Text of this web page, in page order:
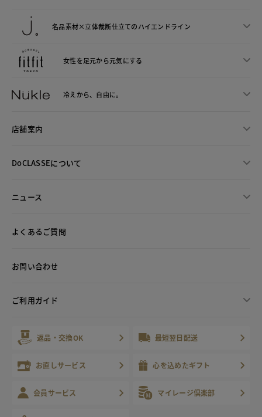
名品素材×立体裁断仕立てのハイエンドライン
女性を足元から元気にする
冷えから、 自由に。
店舗案内
DoCLASSEについて
ニュース
よくあるご質問
お問い合わせ
ご利用ガイド
返品・交換OK 最短翌日配送
お直しサービス 心を込めたギフト
会員サービス マイレージ倶楽部